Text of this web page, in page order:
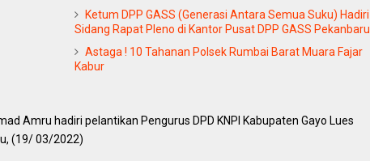
Ketum DPP GASS (Generasi Antara Semua Suku) Hadiri
Sidang Rapat Pleno di Kantor Pusat DPP GASS Pekanbaru
Astaga ! 10 Tahanan Polsek Rumbai Barat Muara Fajar
Kabur
Amru hadiri pelantikan Pengurus DPD KNPI Kabupaten Gayo Lues
(19/ 03/2022)